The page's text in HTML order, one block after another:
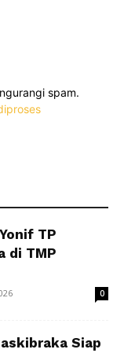
spam.
TP
di TMP
0
Siap